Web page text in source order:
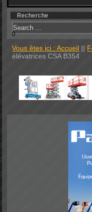
Recherche
0
Vous êtes ici : Accueil ||
élévatrices CSA B354